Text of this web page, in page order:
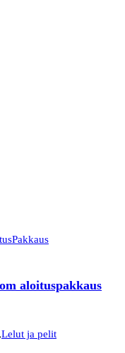
aloituspakkaus
,Lelut ja pelit